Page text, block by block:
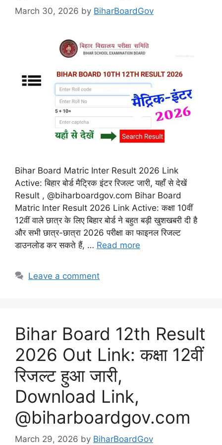
March 30, 2026 by BiharBoardGov
Bihar Board Matric Inter Result 2026 Link
Active: बिहार बोर्ड मैट्रिक इंटर रिजल्ट जारी, यहाँ से देखें
Result , @biharboardgov.com Bihar Board
Matric Inter Result 2026 Link Active: कक्षा 10वीं
12वीं वाले छात्र के लिए बिहार बोर्ड ने बहुत बड़ी खुशखबरी दी है
और सभी छात्र-छात्रा 2026 परीक्षा का फाइनल रिजल्ट
डाउनलोड कर सकते हैं, … Read more
Leave a comment
Bihar Board 12th Result
2026 Out Link: कक्षा 12वीं
रिजल्ट हुआ जारी,
Download Link,
@biharboardgov.com
March 29, 2026 by BiharBoardGov